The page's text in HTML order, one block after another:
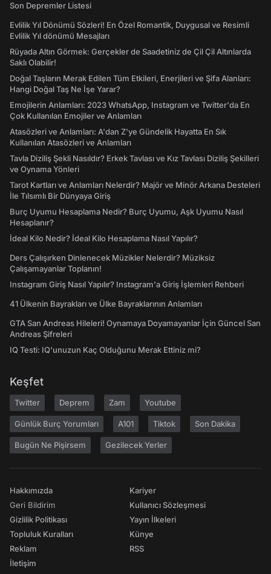
Son Depremler Listesi
Evlilik Yıl Dönümü Sözleri! En Özel Romantik, Duygusal ve Resimli
Evlilik Yıl dönümü Mesajları
Rüyada Altın Görmek: Gerçekler de Saadetiniz de Çil Çil Altınlarda
Saklı Olabilir!
Doğal Taşların Merak Edilen Tüm Etkileri, Enerjileri ve Şifa Alanları:
Hangi Doğal Taş Ne İşe Yarar?
Emojilerin Anlamları: 2023 WhatsApp, Instagram ve Twitter'da En
Çok Kullanılan Emojiler ve Anlamları
Atasözleri ve Anlamları: A'dan Z'ye Gündelik Hayatta En Sık
Kullanılan Atasözleri ve Anlamları
Tavla Diziliş Şekli Nasıldır? Erkek Tavlası ve Kız Tavlası Diziliş Şekilleri
ve Oynama Yönleri
Tarot Kartları ve Anlamları Nelerdir? Majör ve Minör Arkana Desteleri
İle Tılsımlı Bir Dünyaya Giriş
Burç Uyumu Hesaplama Nedir? Burç Uyumu, Aşk Uyumu Nasıl
Hesaplanır?
İdeal Kilo Nedir? İdeal Kilo Hesaplama Nasıl Yapılır?
Ders Çalışırken Dinlenecek Müzikler Nelerdir? Müziksiz
Çalışamayanlar Toplanın!
Instagram Giriş Nasıl Yapılır? Instagram'a Giriş İşlemleri Rehberi
41 Ülkenin Bayrakları ve Ülke Bayraklarının Anlamları
GTA San Andreas Hileleri! Oynamaya Doyamayanlar İçin Güncel San
Andreas Şifreleri
IQ Testi: IQ'unuzun Kaç Olduğunu Merak Ettiniz mi?
Keşfet
Twitter Deprem Zam Youtube
Günlük Burç Yorumları A101 Tiktok Son Dakika
Bugün Ne Pişirsem Gezilecek Yerler
Hakkımızda
Geri Bildirim
Gizlilik Politikası
Topluluk Kuralları
Reklam
İletişim
Kariyer
Kullanıcı Sözleşmesi
Yayın İlkeleri
Künye
RSS